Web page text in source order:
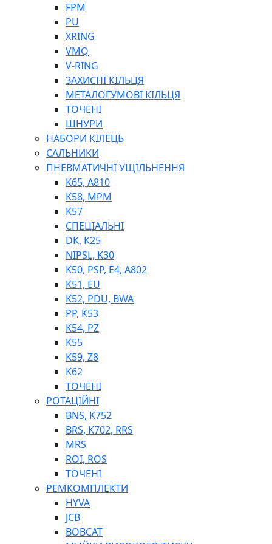
ШЛАНГИ, ТРУБКИ
ШПРИЦИ МАСТИЛЬНІ
ТОСОЛ, АНТИФРИЗ
ОЛИВА-ПАЛИВО
ПОВІТРЯ-ВОДА
ДЛЯ ЗВАРЮВАННЯ
НАПІРНО-ВСМОКТУЮЧІ
ФІЛЬТРИ ДЛЯ ПАЛЬНОГО
ПІДДОНИ ДЛЯ БОЧОК
МОДУЛЬНІ АЗС
МЕТРОЛОГІЧНЕ ОБЛАДНАННЯ
ЛІЧИЛЬНИКИ І ВИТРАТОМІРИ ДЛЯ ПАЛЬНОГО
КОТУШКИ ДЛЯ ШЛАНГІВ
НАСОСИ ДЛЯ ПАЛЬНОГО
МОБІЛЬНІ КОЛОНКИ ТА КОМПЛЕКТИ ЗАПРАВКИ
СТАЦІОНАРНІ КОЛОНКИ
ПІСТОЛЕТИ
КОМПЛЕКТУЮЧІ ДЛЯ РУКАВІВ ВИСОКОГО ТИСКУ
FPM
PU
XRING
VMQ
V-RING
ЗАХИСНІ КІЛЬЦЯ
МЕТАЛОГУМОВІ КІЛЬЦЯ
ТОЧЕНІ
ШНУРИ
НАБОРИ КІЛЕЦЬ
САЛЬНИКИ
ПНЕВМАТИЧНІ УЩІЛЬНЕННЯ
K65, A810
K58, MPM
K57
СПЕЦІАЛЬНІ
DK, K25
NIPSL, K30
K50, PSP, E4, A802
K51, EU
K52, PDU, BWA
PP, K53
K54, PZ
K55
K59, Z8
K62
ТОЧЕНІ
РОТАЦІЙНІ
BNS, K752
BRS, K702, RRS
MRS
ROI, ROS
ТОЧЕНІ
РЕМКОМПЛЕКТИ
HYVA
JCB
BOBCAT